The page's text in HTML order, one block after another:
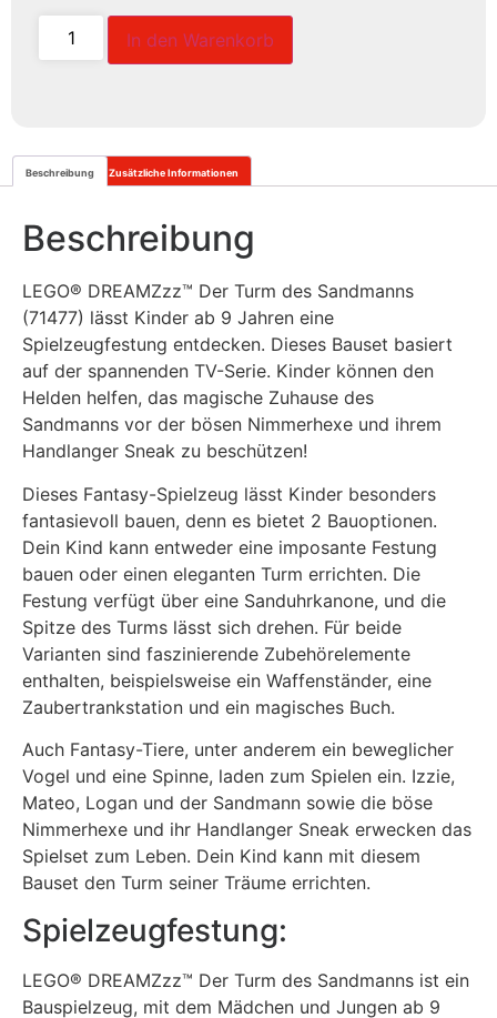
In den Warenkorb
Beschreibung Zusätzliche Informationen
Beschreibung
LEGO® DREAMZzz™ Der Turm des Sandmanns
(71477) lässt Kinder ab 9 Jahren eine
Spielzeugfestung entdecken. Dieses Bauset basiert
auf der spannenden TV-Serie. Kinder können den
Helden helfen, das magische Zuhause des
Sandmanns vor der bösen Nimmerhexe und ihrem
Handlanger Sneak zu beschützen!
Dieses Fantasy-Spielzeug lässt Kinder besonders
fantasievoll bauen, denn es bietet 2 Bauoptionen.
Dein Kind kann entweder eine imposante Festung
bauen oder einen eleganten Turm errichten. Die
Festung verfügt über eine Sanduhrkanone, und die
Spitze des Turms lässt sich drehen. Für beide
Varianten sind faszinierende Zubehörelemente
enthalten, beispielsweise ein Waffenständer, eine
Zaubertrankstation und ein magisches Buch.
Auch Fantasy-Tiere, unter anderem ein beweglicher
Vogel und eine Spinne, laden zum Spielen ein. Izzie,
Mateo, Logan und der Sandmann sowie die böse
Nimmerhexe und ihr Handlanger Sneak erwecken das
Spielset zum Leben. Dein Kind kann mit diesem
Bauset den Turm seiner Träume errichten.
Spielzeugfestung:
LEGO® DREAMZzz™ Der Turm des Sandmanns ist ein
Bauspielzeug, mit dem Mädchen und Jungen ab 9